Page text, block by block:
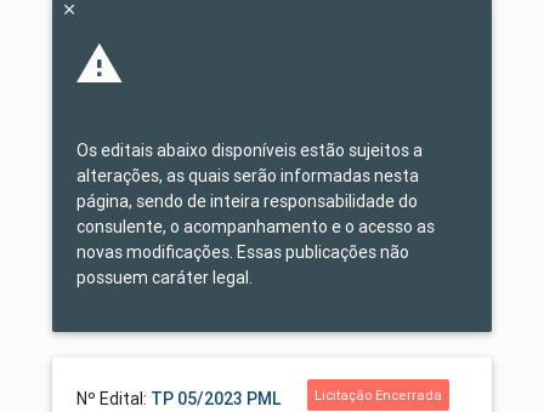
Os editais abaixo disponíveis estão sujeitos a
alterações, as quais serão informadas nesta
página, sendo de inteira responsabilidade do
consulente, o acompanhamento e o acesso as
novas modificações. Essas publicações não
possuem caráter legal.
Nº Edital: TP 05/2023 PML Licitação Encerrada